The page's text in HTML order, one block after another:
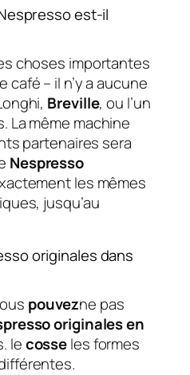
est-il
choses importantes
– il n’y a aucune
Breville, ou l’un
La même machine
partenaires sera
Nespresso
les mêmes
jusqu’au
originales dans
pouvezne pas
originales en
lecosseles formes